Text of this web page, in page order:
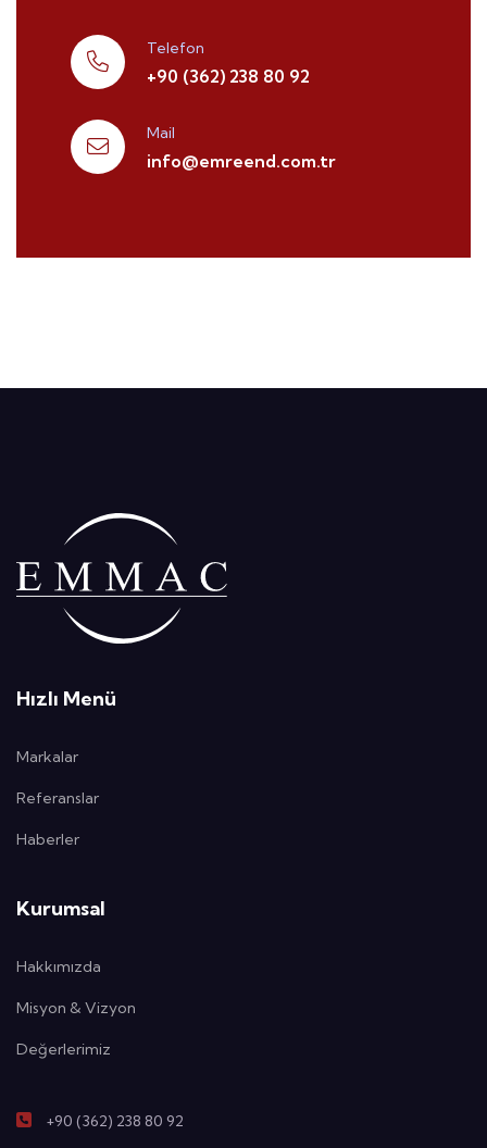
Telefon
+90 (362) 238 80 92
Mail
info@emreend.com.tr
Hızlı Menü
Markalar
Referanslar
Haberler
Kurumsal
Hakkımızda
Misyon & Vizyon
Değerlerimiz
+90 (362) 238 80 92